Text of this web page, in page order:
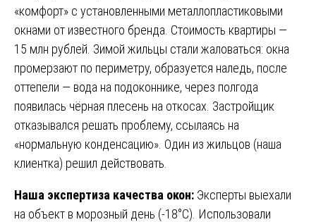
«комфорт» с установленными металлопластиковыми
окнами от известного бренда. Стоимость квартиры —
15 млн рублей. Зимой жильцы стали жаловаться: окна
промерзают по периметру, образуется наледь, после
оттепели — вода на подоконнике, через полгода
появилась чёрная плесень на откосах. Застройщик
отказывался решать проблему, ссылаясь на
«нормальную конденсацию». Один из жильцов (наша
клиентка) решил действовать.
Наша экспертиза качества окон: Эксперты выехали
на объект в морозный день (-18°C). Использовали